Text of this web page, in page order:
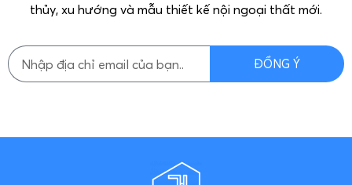
thủy, xu hướng và mẫu thiết kế nội ngoại thất mới.
ĐỒNG Ý